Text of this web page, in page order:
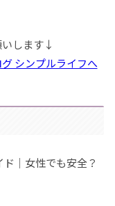
します↓
ド｜女性でも安全？